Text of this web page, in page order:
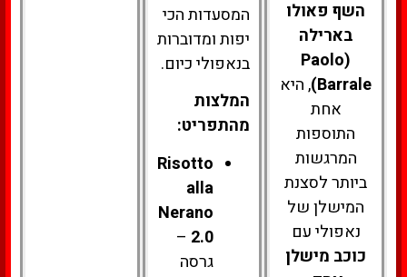
השף פאולו
בארילה
(Paolo
Barrale) , היא
אחת
התוספות
המרגשות
ביותר לסצנת
המישלן של
נאפולי עם
כוכב מישלן
המסעדות הכי
יפות ומדוברות
בנאפולי כיום.
המלצות
מהתפריט:
Risotto
alla
Nerano
2.0
–
גרסה